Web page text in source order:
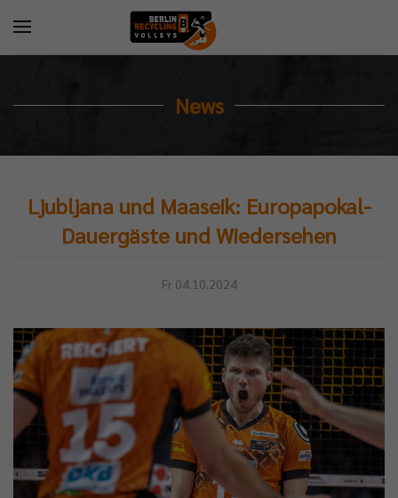
News
Ljubljana und Maaseik: Europapokal-
Dauergäste und Wiedersehen
Fr 04.10.2024